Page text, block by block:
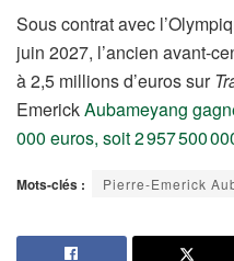
Sous contrat avec
juin 2027, l’ancien avant-
à 2,5 millions d’euros sur
EmerickAubameyang
000 euros, soit 2 957 500
Mots-clés : Pierre-Emerick